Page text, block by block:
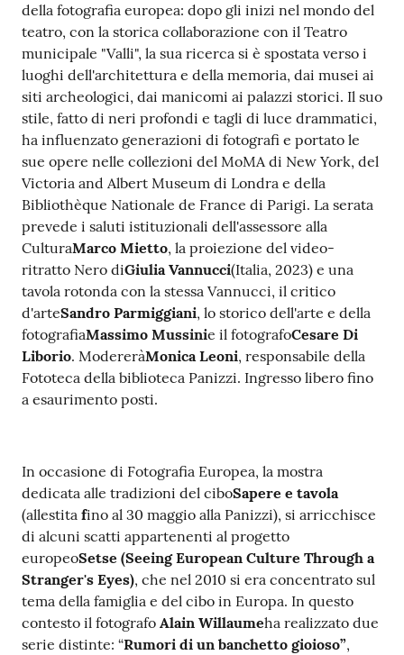
della fotografia europea: dopo gli inizi nel mondo del
teatro, con la storica collaborazione con il Teatro
municipale "Valli", la sua ricerca si è spostata verso i
luoghi dell'architettura e della memoria, dai musei ai
siti archeologici, dai manicomi ai palazzi storici. Il suo
stile, fatto di neri profondi e tagli di luce drammatici,
ha influenzato generazioni di fotografi e portato le
sue opere nelle collezioni del MoMA di New York, del
Victoria and Albert Museum di Londra e della
Bibliothèque Nationale de France di Parigi. La serata
prevede i saluti istituzionali dell'assessore alla
CulturaMarco Mietto, la proiezione del video-
ritratto Nero diGiulia Vannucci(Italia, 2023) e una
tavola rotonda con la stessa Vannucci, il critico
d'arteSandro Parmiggiani, lo storico dell'arte e della
fotografiaMassimo Mussinie il fotografoCesare Di
Liborio. ModereràMonica Leoni, responsabile della
Fototeca della biblioteca Panizzi. Ingresso libero fino
a esaurimento posti.
In occasione di Fotografia Europea, la mostra
dedicata alle tradizioni del ciboSapere e tavola
(allestita fino al 30 maggio alla Panizzi), si arricchisce
di alcuni scatti appartenenti al progetto
europeoSetse (Seeing European Culture Through a
Stranger's Eyes), che nel 2010 si era concentrato sul
tema della famiglia e del cibo in Europa. In questo
contesto il fotografo Alain Willaumeha realizzato due
serie distinte: “Rumori di un banchetto gioioso”,